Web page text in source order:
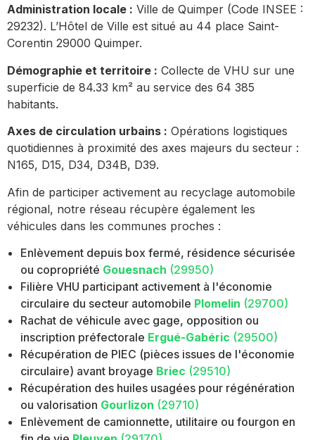
Administration locale : Ville de Quimper (Code INSEE :
29232). L’Hôtel de Ville est situé au 44 place Saint-
Corentin 29000 Quimper.
Démographie et territoire : Collecte de VHU sur une
superficie de 84.33 km² au service des 64 385
habitants.
Axes de circulation urbains : Opérations logistiques
quotidiennes à proximité des axes majeurs du secteur :
N165, D15, D34, D34B, D39.
Afin de participer activement au recyclage automobile
régional, notre réseau récupère également les
véhicules dans les communes proches :
Enlèvement depuis box fermé, résidence sécurisée
ou copropriété Gouesnach (29950)
Filière VHU participant activement à l'économie
circulaire du secteur automobile Plomelin (29700)
Rachat de véhicule avec gage, opposition ou
inscription préfectorale Ergué-Gabéric (29500)
Récupération de PIEC (pièces issues de l'économie
circulaire) avant broyage Briec (29510)
Récupération des huiles usagées pour régénération
ou valorisation Gourlizon (29710)
Enlèvement de camionnette, utilitaire ou fourgon en